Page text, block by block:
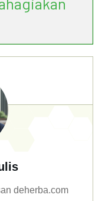
deherba.com